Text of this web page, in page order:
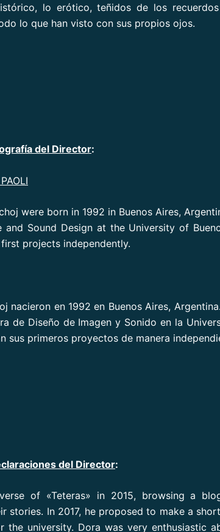
lo erótico, teñidos de los
lo que han visto con sus propios ojos.
del Director:
were born in 1992 in Buenos Aires,
and Sound Design at the University of
projects independently.
nacieron en 1992 en Buenos Aires,
de Diseño de Imagen y Sonido en la
sus primeros proyectos de manera
del Director:
of «Teteras» in 2015, browsing a
stories. In 2017, he proposed to make a
university. Dora was very enthusiastic